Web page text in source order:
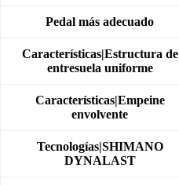
Pedal más adecuado
Características|Estructura de
entresuela uniforme
Características|Empeine
envolvente
Tecnologías|SHIMANO
DYNALAST